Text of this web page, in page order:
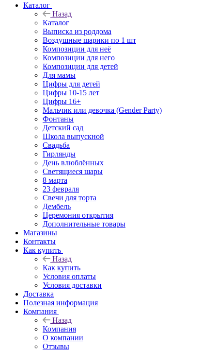
Каталог
Назад
Каталог
Выписка из роддома
Воздушные шарики по 1 шт
Композиции для неё
Композиции для него
Композиции для детей
Для мамы
Цифры для детей
Цифры 10-15 лет
Цифры 16+
Мальчик или девочка (Gender Party)
Фонтаны
Детский сад
Школа выпускной
Свадьба
Гирлянды
День влюблённых
Светящиеся шары
8 марта
23 февраля
Свечи для торта
Дембель
Церемония открытия
Дополнительные товары
Магазины
Контакты
Как купить
Назад
Как купить
Условия оплаты
Условия доставки
Доставка
Полезная информация
Компания
Назад
Компания
О компании
Отзывы